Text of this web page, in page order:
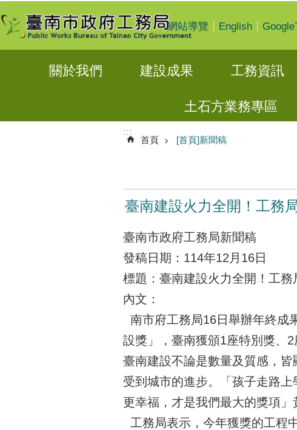
跳到主要內容區塊
:::
網站導覽
English
關於我們 建設成果 工務資訊
土石方業務專區
:::
首頁 [首頁]新聞稿
臺南建設火力全開！工務
臺南市政府工務局新聞稿
發稿日期：114年12月16日
標題：臺南建設火力全開！工
內文：
南市府工務局16日舉辦年終成
設獎」，臺南獲頒1座特別獎、
臺南建設不論是數量及質感，
受到城市的進步。「孩子走路
更幸福，才是我們最大的獎項」
工務局表示，今年獲獎的工程